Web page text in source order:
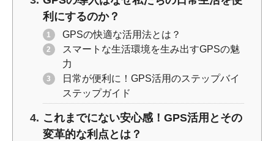
利にするのか？
GPSの快適な活用法とは？
スマートな生活環境を生み出すGPSの魅
力
日常が便利に！GPS活用のステップバイ
ステップガイド
これまでにない安心感！GPS活用とその
変革的な利点とは？